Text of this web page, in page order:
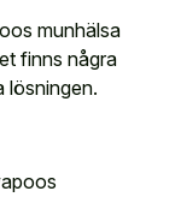
munhälsa
finns några
lösningen.